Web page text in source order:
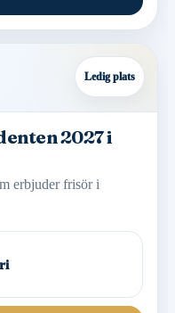
Ledig plats
2027 i
erbjuder frisör i